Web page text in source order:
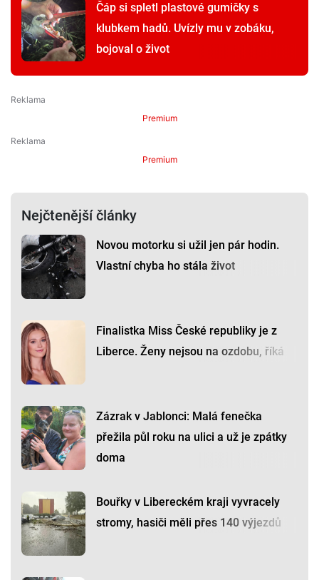
Čáp si spletl plastové gumičky s
klubkem hadů. Uvízly mu v zobáku,
bojoval o život
Premium
Premium
Nejčtenější články
Novou motorku si užil jen pár hodin.
Vlastní chyba ho stála život
Finalistka Miss České republiky je z
Liberce. Ženy nejsou na ozdobu, říká
Zázrak v Jablonci: Malá fenečka
přežila půl roku na ulici a už je zpátky
doma
Bouřky v Libereckém kraji vyvracely
stromy, hasiči měli přes 140 výjezdů